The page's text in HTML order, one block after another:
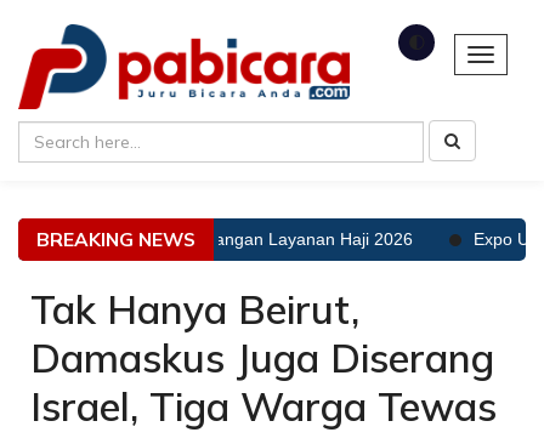
Toggle
BREAKING NEWS
Ada Toleransi Kekurangan Layanan Haji 2026 Expo
Tak Hanya Beirut,
Damaskus Juga Diserang
Israel, Tiga Warga Tewas